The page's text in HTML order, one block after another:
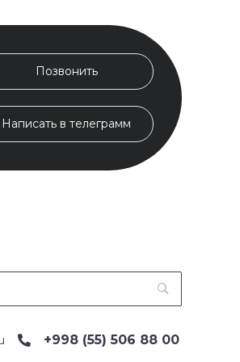
Позвонить
Написать в телеграмм
+998 (55) 506 88 00